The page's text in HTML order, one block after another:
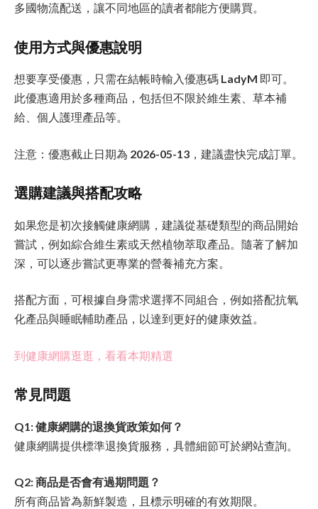
多國物流配送，讓不同地區的讀者都能方便購買。
使用方式與優惠說明
想要享受優惠，只需在結帳時輸入優惠碼 LadyM 即可。
此優惠適用於多種商品，包括但不限於維生素、草本補
給、個人護理產品等。
注意：優惠截止日期為 2026-05-13 ，建議盡快完成訂單。
選購建議與搭配攻略
如果您是初次接觸健康網購，建議從基礎類型的商品開始
嘗試，例如綜合維生素或天然植物萃取產品。隨著了解加
深，可以逐步嘗試更專業的營養補充方案。
搭配方面，可根據自身需求選擇不同組合，例如搭配抗氧
化產品與睡眠輔助產品，以達到更好的健康效益。
到健康網購逛逛，看看本期精選
常見問題
Q1: 健康網購的退換貨政策如何？
健康網購提供標準退換貨服務，具體細節可於網站查詢。
Q2: 商品是否會有過期問題？
所有商品皆為新鮮製造，且標示明確的有效期限。